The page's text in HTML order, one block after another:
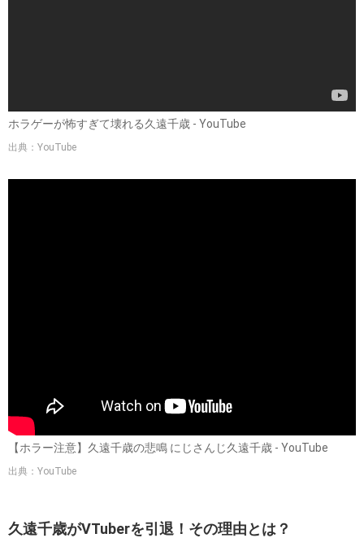
ホラゲーが怖すぎて壊れる久遠千歳 - YouTube
出典：YouTube
【ホラー注意】久遠千歳の悲鳴 にじさんじ久遠千歳 - YouTube
出典：YouTube
久遠千歳がVTuberを引退！その理由とは？